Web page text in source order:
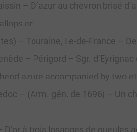
– D’azur au chevron brisé
or.
– Touraine, Ile-de-France –
– Périgord – Sgr.
azure accompanied by two
– (Arm. gén. de 1696) – Un
D’or à trois losanges de